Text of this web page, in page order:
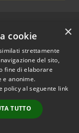
© 2026 • Comune di
• Powered by
•Accesso
redazione
×
cookie
strettamente
del sito,
fine di elaborare
e anonime.
policy al seguente link
TUTTO